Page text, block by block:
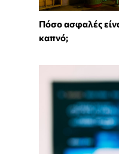
Πόσο ασφαλές
καπνό;